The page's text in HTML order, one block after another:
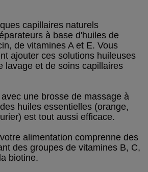
capillaires naturels
à base d'huiles de
de vitamines A et E. Vous
ajouter ces solutions huileuses
lavage et de soins capillaires
une brosse de massage à
huiles essentielles (orange,
est tout aussi efficace.
alimentation comprenne des
des groupes de vitamines B, C,
biotine.